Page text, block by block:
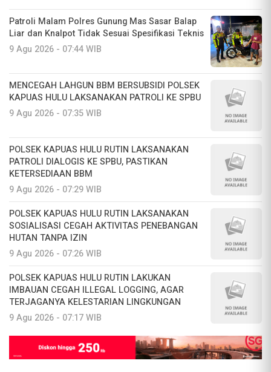
Patroli Malam Polres Gunung Mas Sasar Balap
Liar dan Knalpot Tidak Sesuai Spesifikasi Teknis
9 Agu 2026 - 07:44 WIB
MENCEGAH LAHGUN BBM BERSUBSIDI POLSEK
KAPUAS HULU LAKSANAKAN PATROLI KE SPBU
9 Agu 2026 - 07:35 WIB
POLSEK KAPUAS HULU RUTIN LAKSANAKAN
PATROLI DIALOGIS KE SPBU, PASTIKAN
KETERSEDIAAN BBM
9 Agu 2026 - 07:29 WIB
POLSEK KAPUAS HULU RUTIN LAKSANAKAN
SOSIALISASI CEGAH AKTIVITAS PENEBANGAN
HUTAN TANPA IZIN
9 Agu 2026 - 07:26 WIB
POLSEK KAPUAS HULU RUTIN LAKUKAN
IMBAUAN CEGAH ILLEGAL LOGGING, AGAR
TERJAGANYA KELESTARIAN LINGKUNGAN
9 Agu 2026 - 07:17 WIB